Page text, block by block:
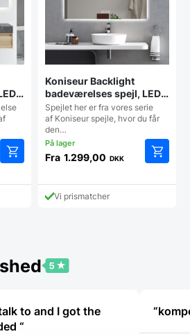
–
vare
vælges
på
Koniseur Backlight
badeværelses spejl, LED,
Antidug og Touchsensor
Spejlet her er fra vores serie
af Koniseur spejle, hvor du får
den…
Fra 1.299,00 DKK
vare
Vi prismatcher
to and I got the
information I needed “